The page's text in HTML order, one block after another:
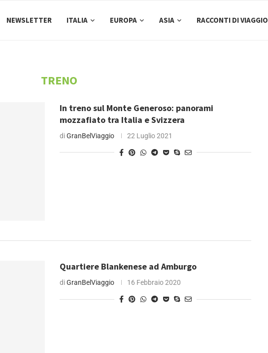
NEWSLETTER ITALIA EUROPA ASIA RACCONTI DI VIAGGIO
TRENO
In treno sul Monte Generoso: panorami
mozzafiato tra Italia e Svizzera
diGranBelViaggio 22 Luglio 2021
Quartiere Blankenese ad Amburgo
diGranBelViaggio 16 Febbraio 2020